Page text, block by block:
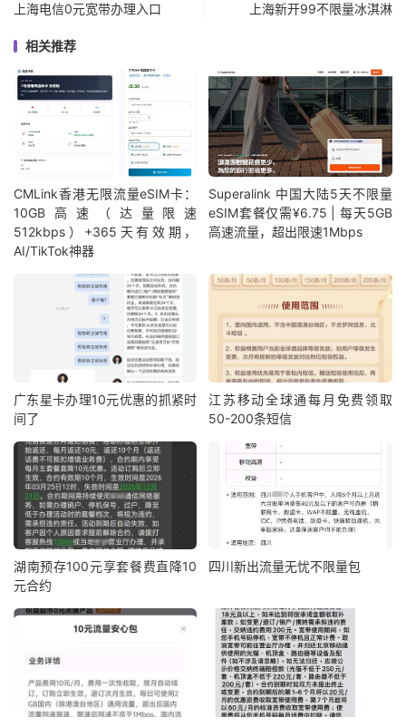
上海电信0元宽带办理入口 上海新开99不限量冰淇淋
相关推荐
CMLink香港无限流量eSIM卡：
10GB高速（达量限速
512kbps）+365天有效期，
AI/TikTok神器
Superalink 中国大陆5天不限量
eSIM套餐仅需¥6.75 | 每天5GB
高速流量，超出限速1Mbps
广东星卡办理10元优惠的抓紧时
间了
江苏移动全球通每月免费领取
50-200条短信
湖南预存100元享套餐费直降10
元合约
四川新出流量无忧不限量包